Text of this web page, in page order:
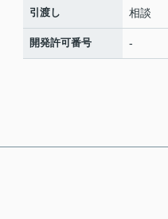
引渡し 相談
開発許可番号 -